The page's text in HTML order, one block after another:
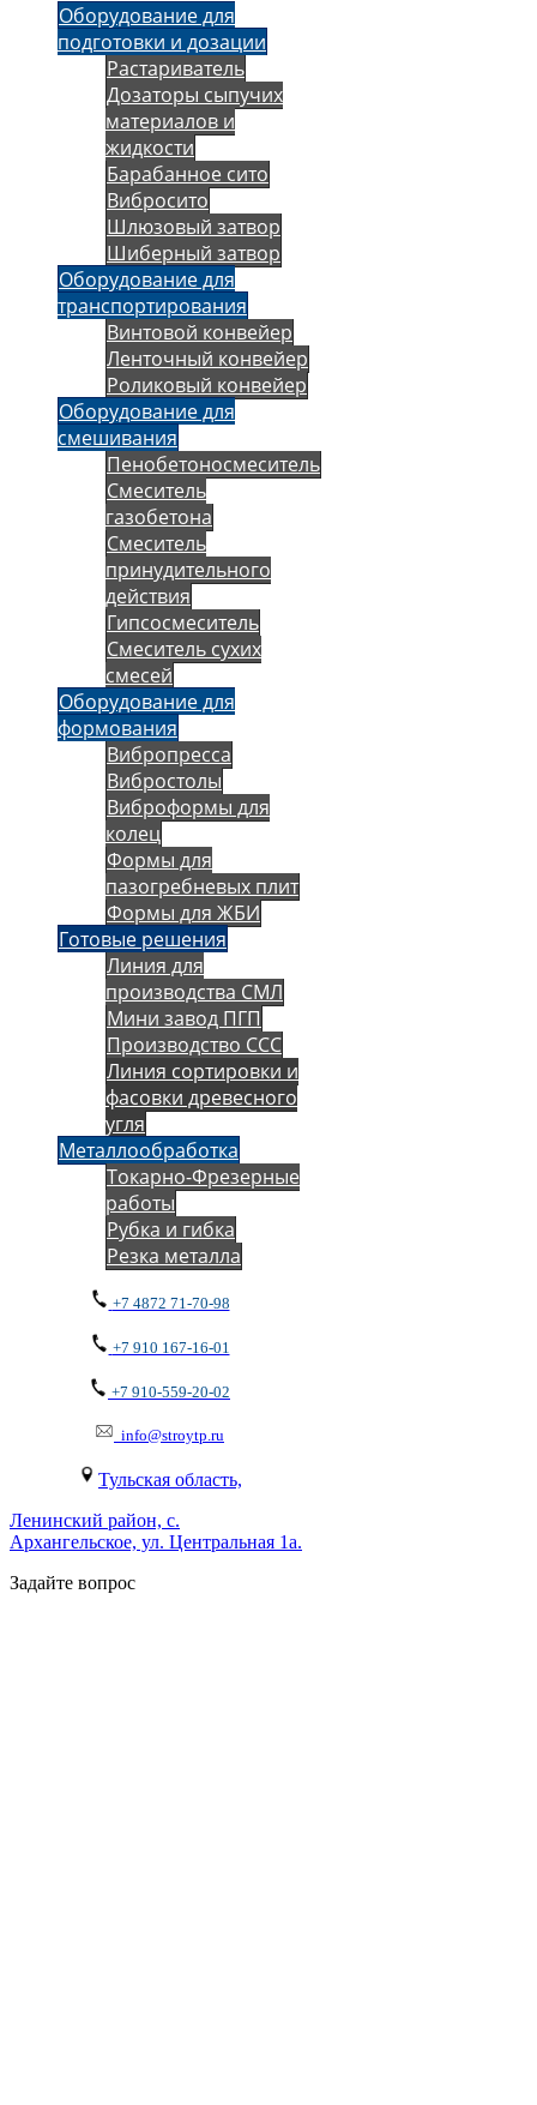
Оборудование для
подготовки и дозации
Растариватель
Дозаторы сыпучих
материалов и
жидкости
Барабанное сито
Вибросито
Шлюзовый затвор
Шиберный затвор
Оборудование для
транспортирования
Винтовой конвейер
Ленточный конвейер
Роликовый конвейер
Оборудование для
смешивания
Пенобетоносмеситель
Смеситель
газобетона
Смеситель
принудительного
действия
Гипсосмеситель
Смеситель сухих
смесей
Оборудование для
формования
Вибропресса
Вибростолы
Виброформы для
колец
Формы для
пазогребневых плит
Формы для ЖБИ
Готовые решения
Линия для
производства СМЛ
Мини завод ПГП
Производство ССС
Линия сортировки и
фасовки древесного
угля
Металлообработка
Токарно-Фрезерные
работы
Рубка и гибка
Резка металла
+7 4872 71-70-98
+7 910 167-16-01
+7 910-559-20-02
info@stroytp.ru
Тульская область,
Ленинский район, с.
Архангельское, ул. Центральная 1а.
Задайте вопрос